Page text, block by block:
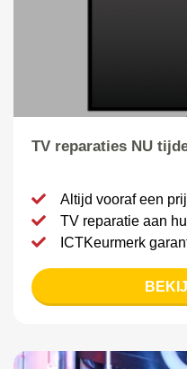
TV reparaties NU
Altijd vooraf een
TV reparatie aan
ICTKeurmerk